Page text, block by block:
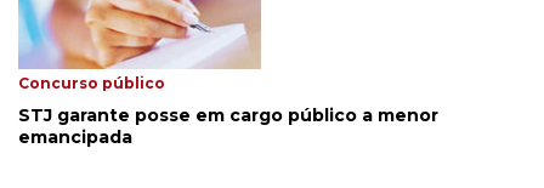
Concurso público
STJ garante posse em cargo público a menor
emancipada